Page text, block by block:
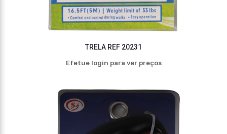
TRELA REF 20231
Efetue login para ver preços